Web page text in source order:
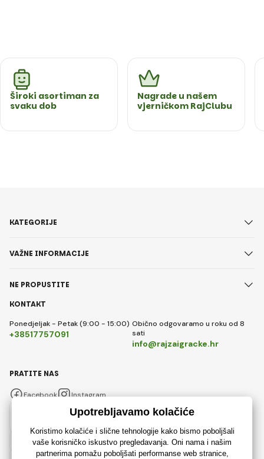
Široki asortiman za
svaku dob
Nagrade u našem
vjerničkom RajClubu
KONTAKT
Ponedjeljak - Petak (9:00 - 15:00)
+38517757091
Obično odgovaramo u roku od 8
sati
info@rajzaigracke.hr
KATEGORIJE
VAŽNE INFORMACIJE
NE PROPUSTITE
PRATITE NAS
Facebook Instagram